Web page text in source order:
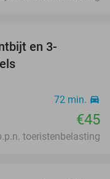
en 3-
72 min. directions_car
€45
toeristenbelasting